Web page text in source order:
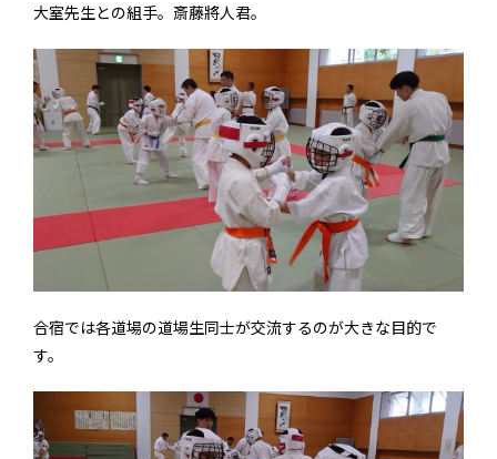
大室先生との組手。斎藤將人君。
合宿では各道場の道場生同士が交流するのが大きな目的で
す。